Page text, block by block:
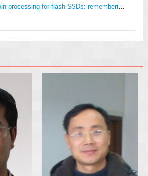
论文导读：Join processing for flash SSDs: remembering past lessons